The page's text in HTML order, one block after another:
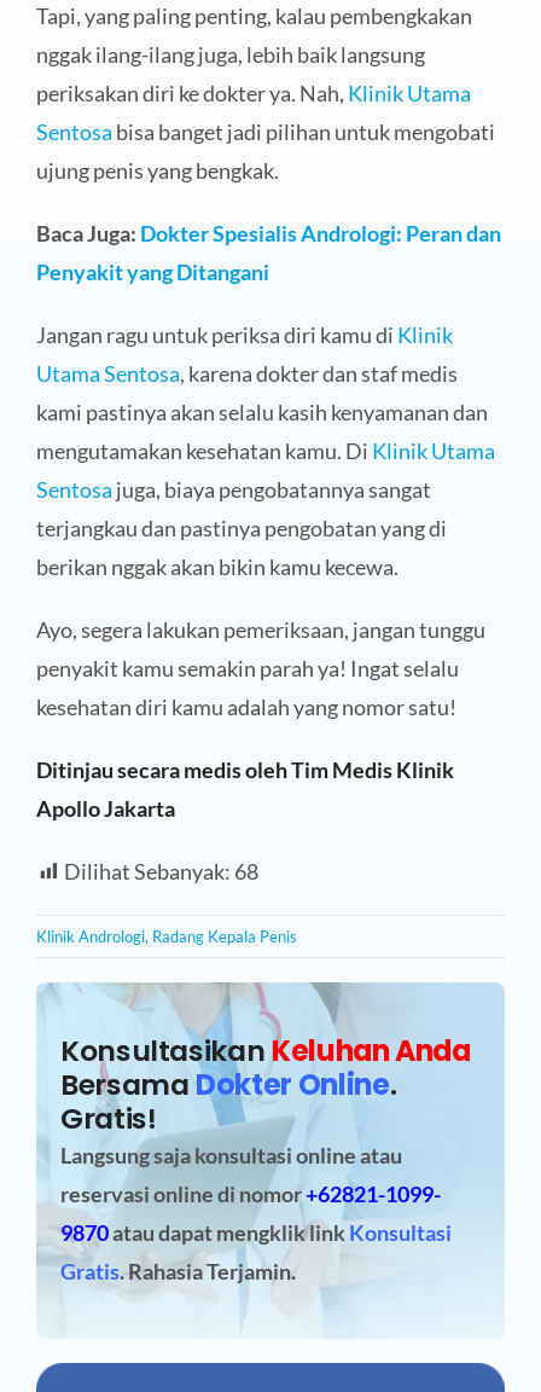
Tapi, yang paling penting, kalau pembengkakan
nggak ilang-ilang juga, lebih baik langsung
periksakan diri ke dokter ya. Nah, Klinik Utama
Sentosa bisa banget jadi pilihan untuk mengobati
ujung penis yang bengkak.
Baca Juga: Dokter Spesialis Andrologi: Peran dan
Penyakit yang Ditangani
Jangan ragu untuk periksa diri kamu di Klinik
Utama Sentosa, karena dokter dan staf medis
kami pastinya akan selalu kasih kenyamanan dan
mengutamakan kesehatan kamu. Di Klinik Utama
Sentosa juga, biaya pengobatannya sangat
terjangkau dan pastinya pengobatan yang di
berikan nggak akan bikin kamu kecewa.
Ayo, segera lakukan pemeriksaan, jangan tunggu
penyakit kamu semakin parah ya! Ingat selalu
kesehatan diri kamu adalah yang nomor satu!
Ditinjau secara medis oleh Tim Medis Klinik
Apollo Jakarta
Dilihat Sebanyak: 68
Klinik Andrologi, Radang Kepala Penis
KonsultasikanKeluhan Anda
BersamaDokter Online.
Gratis!
Langsung saja konsultasi online atau
reservasi onlinedi nomor+62821-1099-
9870atau dapat mengklik linkKonsultasi
Gratis. Rahasia Terjamin.